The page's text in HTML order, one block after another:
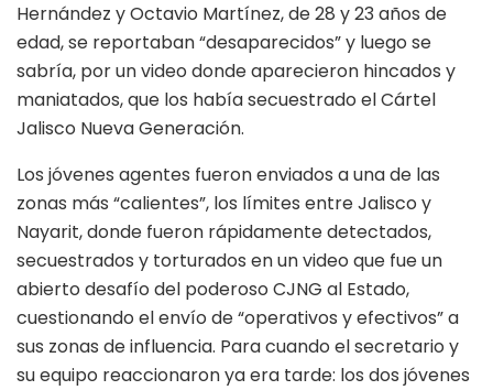
Hernández y Octavio Martínez, de 28 y 23 años de
edad, se reportaban “desaparecidos” y luego se
sabría, por un video donde aparecieron hincados y
maniatados, que los había secuestrado el Cártel
Jalisco Nueva Generación.
Los jóvenes agentes fueron enviados a una de las
zonas más “calientes”, los límites entre Jalisco y
Nayarit, donde fueron rápidamente detectados,
secuestrados y torturados en un video que fue un
abierto desafío del poderoso CJNG al Estado,
cuestionando el envío de “operativos y efectivos” a
sus zonas de influencia. Para cuando el secretario y
su equipo reaccionaron ya era tarde: los dos jóvenes